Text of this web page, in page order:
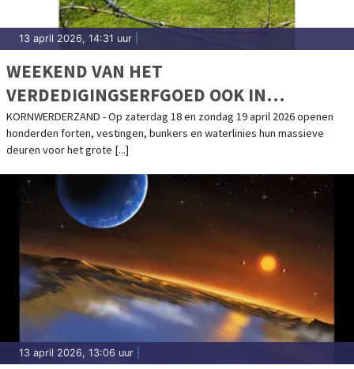
13 april 2026, 14:31 uur
WEEKEND VAN HET
VERDEDIGINGSERFGOED OOK IN
KAZEMATTENMUSEUM
KORNWERDERZAND - Op zaterdag 18 en zondag 19 april 2026 openen
honderden forten, vestingen, bunkers en waterlinies hun massieve
deuren voor het grote [...]
13 april 2026, 13:06 uur